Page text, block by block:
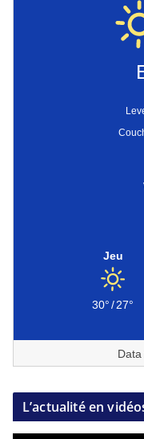
Jeu
30°/27°
L’actualité en